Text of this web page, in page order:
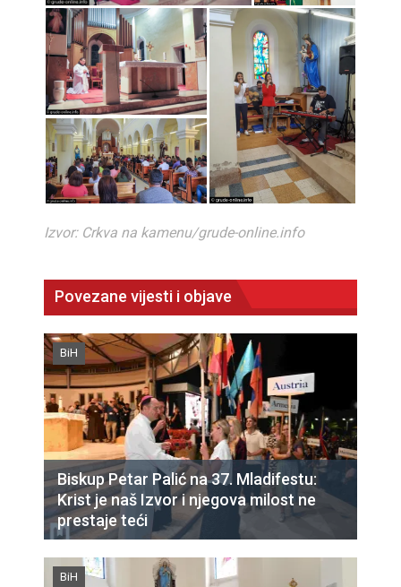
Izvor: Crkva na kamenu/grude-online.info
Povezane vijesti i objave
BiH
Biskup Petar Palić na 37. Mladifestu:
Krist je naš Izvor i njegova milost ne
prestaje teći
BiH